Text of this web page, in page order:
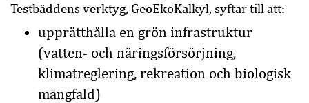
Testbäddens verktyg, GeoEkoKalkyl, syftar till att:
upprätthålla en grön infrastruktur
(vatten- och näringsförsörjning,
klimatreglering, rekreation och biologisk
mångfald)